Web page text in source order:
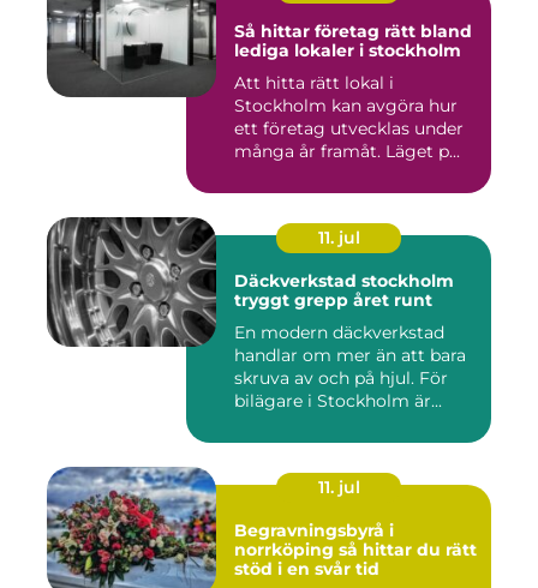
Så hittar företag rätt bland
lediga lokaler i stockholm
Att hitta rätt lokal i
Stockholm kan avgöra hur
ett företag utvecklas under
många år framåt. Läget p...
11. jul
Däckverkstad stockholm
tryggt grepp året runt
En modern däckverkstad
handlar om mer än att bara
skruva av och på hjul. För
bilägare i Stockholm är...
11. jul
Begravningsbyrå i
norrköping så hittar du rätt
stöd i en svår tid